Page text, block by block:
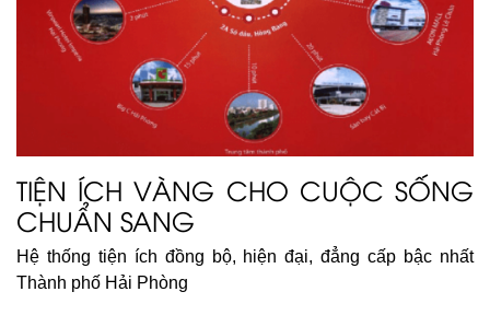
TIỆN ÍCH VÀNG CHO CUỘC SỐNG
CHUẨN SANG
Hệ thống tiện ích đồng bộ, hiện đại, đẳng cấp bậc nhất
Thành phố Hải Phòng